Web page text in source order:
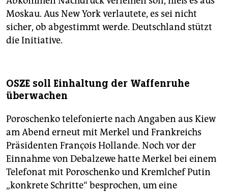
Moskau. Aus New York verlautete, es sei nicht
sicher, ob abgestimmt werde. Deutschland stützt
die Initiative.
OSZE soll Einhaltung der Waffenruhe
überwachen
Poroschenko telefonierte nach Angaben aus Kiew
am Abend erneut mit Merkel und Frankreichs
Präsidenten François Hollande. Noch vor der
Einnahme von Debalzewe hatte Merkel bei einem
Telefonat mit Poroschenko und Kremlchef Putin
„konkrete Schritte“ besprochen, um eine